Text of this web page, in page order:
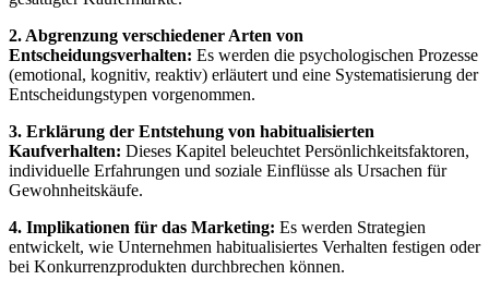
2. Abgrenzung verschiedener Arten von
Entscheidungsverhalten: Es werden die psychologischen Prozesse
(emotional, kognitiv, reaktiv) erläutert und eine Systematisierung der
Entscheidungstypen vorgenommen.
3. Erklärung der Entstehung von habitualisierten
Kaufverhalten: Dieses Kapitel beleuchtet Persönlichkeitsfaktoren,
individuelle Erfahrungen und soziale Einflüsse als Ursachen für
Gewohnheitskäufe.
4. Implikationen für das Marketing: Es werden Strategien
entwickelt, wie Unternehmen habitualisiertes Verhalten festigen oder
bei Konkurrenzprodukten durchbrechen können.